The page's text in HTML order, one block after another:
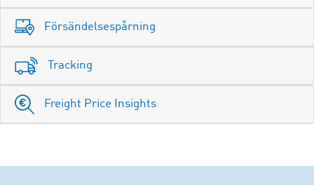
Försändelsespårning
Tracking
Freight Price Insights